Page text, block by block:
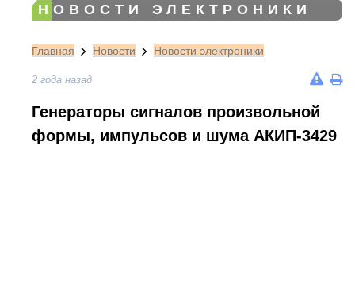
НОВОСТИ ЭЛЕКТРОНИКИ
Главная Новости Новости электроники
2 года назад
Генераторы сигналов произвольной
формы, импульсов и шума АКИП-3429